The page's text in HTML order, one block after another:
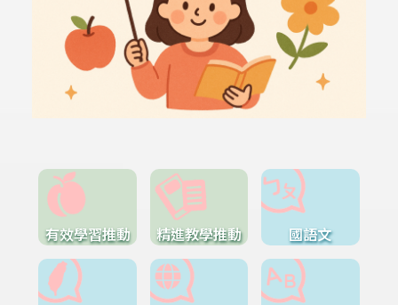
有效學習推動 精進教學推動 國語文